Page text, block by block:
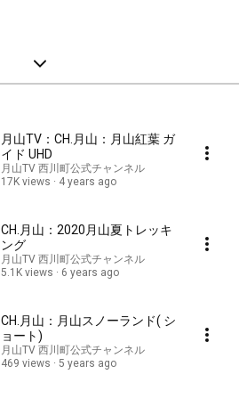
月山TV：CH.月山：月山紅葉 ガ
イド UHD
月山TV 西川町公式チャンネル
17K views
4 years ago
CH.月山：2020月山夏トレッキ
ング
月山TV 西川町公式チャンネル
5.1K views
6 years ago
CH.月山：月山スノーランド( シ
ョート)
月山TV 西川町公式チャンネル
469 views
5 years ago